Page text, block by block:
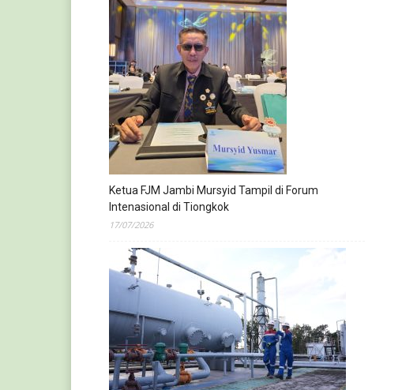
Ketua FJM Jambi Mursyid Tampil di Forum
Intenasional di Tiongkok
17/07/2026